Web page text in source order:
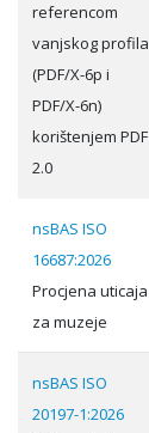
referencom
vanjskog profila
(PDF/X-6p i
PDF/X-6n)
korištenjem PDF
2.0
nsBAS ISO
16687:2026
Procjena uticaja
za muzeje
nsBAS ISO
20197-1:2026